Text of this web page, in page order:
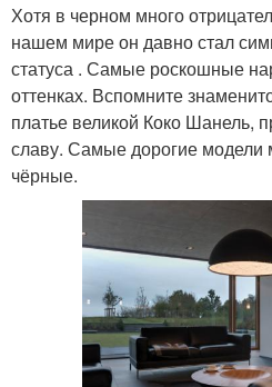
Хотя в черном много
нашем мире он давно стал
статуса . Самые роскошные
оттенках. Вспомните
платье великой Коко Шанель,
славу. Самые дорогие
чёрные.